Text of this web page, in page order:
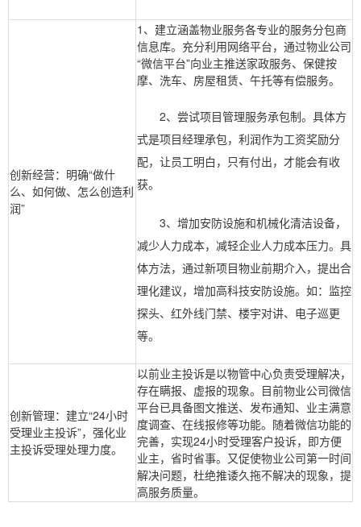
创新经营：明确“做什
么、如何做、怎么创造利
润”
1、建立涵盖物业服务各专业的服务分包商
信息库。充分利用网络平台，通过物业公司
“微信平台”向业主推送家政服务、保健按
摩、洗车、房屋租赁、午托等有偿服务。
2、尝试项目管理服务承包制。具体方
式是项目经理承包，利润作为工资奖励分
配，让员工明白，只有付出，才能会有收
获。
3、增加安防设施和机械化清洁设备，
减少人力成本，减轻企业人力成本压力。具
体方法，通过新项目物业前期介入，提出合
理化建议，增加高科技安防设施。如：监控
探头、红外线门禁、楼宇对讲、电子巡更
等。
创新管理：建立“24小时
受理业主投诉”，强化业
主投诉受理处理力度。
以前业主投诉是以物管中心负责受理解决，
存在瞒报、虚报的现象。目前物业公司微信
平台已具备图文推送、发布通知、业主满意
度调查、在线报修等功能。随着微信功能的
完善，实现24小时受理客户投诉，即方便
业主，省时省事。又促使物业公司第一时间
解决问题，杜绝推诿久拖不解决的现象，提
高服务质量。